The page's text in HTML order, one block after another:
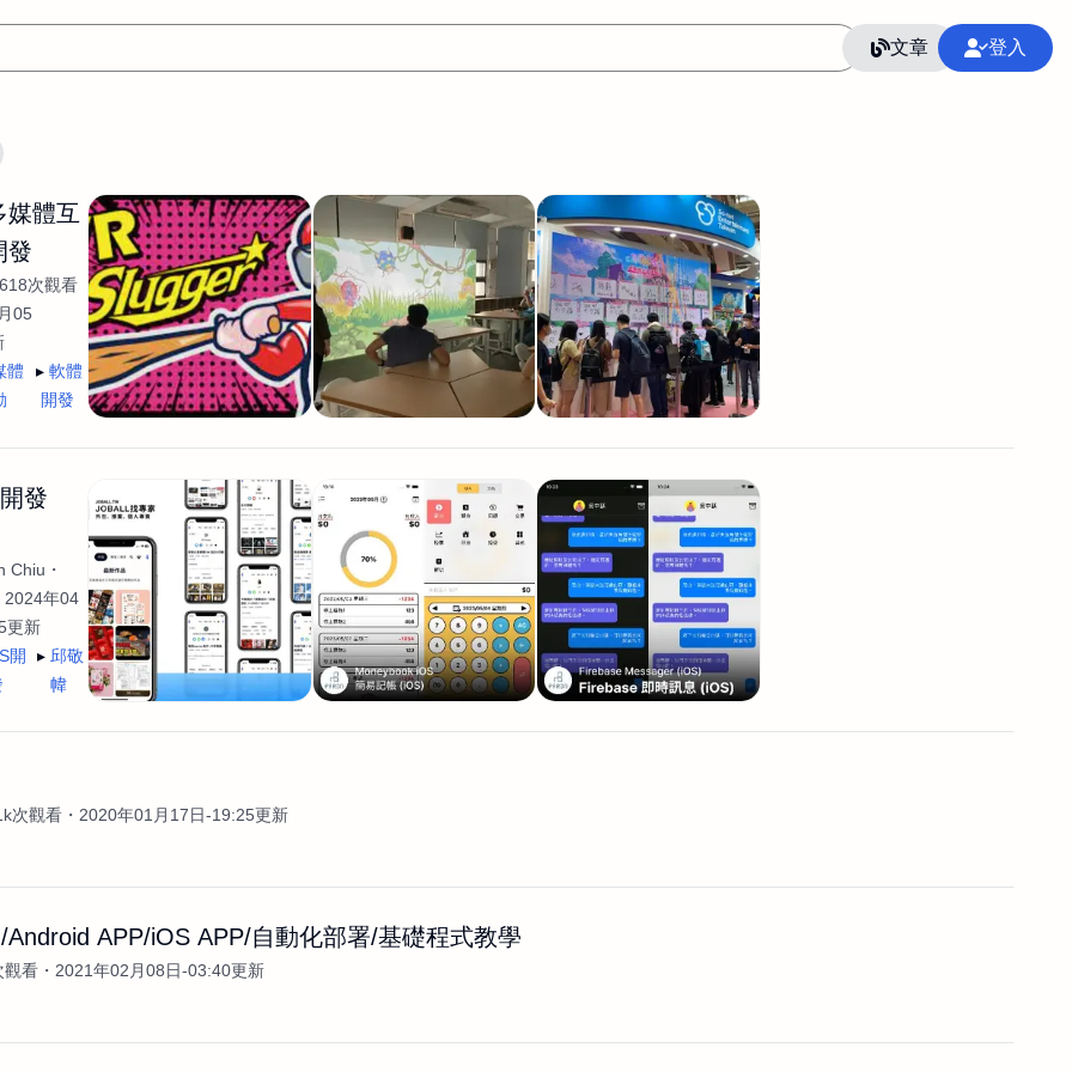
文章 登入
AI應用 AI 網頁設計 軟體開發 網站架設網頁製作 語言 整合行銷公關
平面設計師 AI影片製作 P圖改圖修圖 廣告操作 SEO CRM GoogleAnalytics
程式
商業攝影 廣告行銷服務 室內設計 網站開發 接案 照片後製修圖
WordPress網站架設與網站維護救援
生產設計 網頁製作 SCI醫學論文寫作投稿 Flutter
影像設計 視覺設計 自我介紹 業務外包 設計建模渲染 Solidworks 插畫
電商自媒體平面設計 長篇文案短 影片製作 設計 動畫製作 服務項目
媒體互
發
618次觀看
05
體
軟體
開發
發
Chiu
2024年04
更新
開
邱敬
幃
次觀看 2020年01月17日-19:25更新
Android APP/iOS APP/自動化部署/基礎程式教學
觀看 2021年02月08日-03:40更新